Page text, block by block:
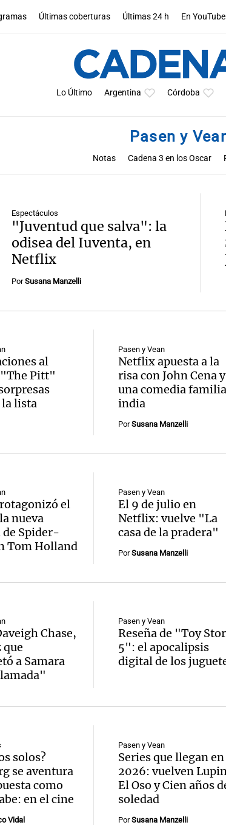
Últimas coberturas Últimas 24 h En YouTube
Lo Último Argentina Córdoba
Pasen y
Notas Cadena 3 en los Oscar
Espectáculos
"Juventud que salva": la
odisea del Iuventa, en
Netflix
PorSusana Manzelli
al
Pitt"
lista
Pasen y Vean
Netflix apuesta a la
risa con John Cena y
una comedia
india
PorSusana Manzelli
el
nueva
Spider-
Tom Holland
Pasen y Vean
El 9 de julio en
Netflix: vuelve "La
casa de la pradera"
PorSusana Manzelli
Chase,
que
a Samara
Pasen y Vean
Reseña de "Toy
5": el apocalipsis
digital de los
solos?
se aventura
como
en el cine
Vidal
Pasen y Vean
Series que llegan en
2026: vuelven
El Oso y Cien años
soledad
PorSusana Manzelli
La Sole en Cadena 3 El huracán de Arequito